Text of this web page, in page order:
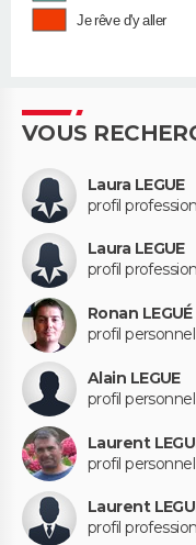
Je rêve d'y aller
VOUS
Laura LEGUE
profil
Laura LEGUE
profil
Ronan LEGUÉ
profil
Alain LEGUE
profil
Laurent
profil
Laurent
profil